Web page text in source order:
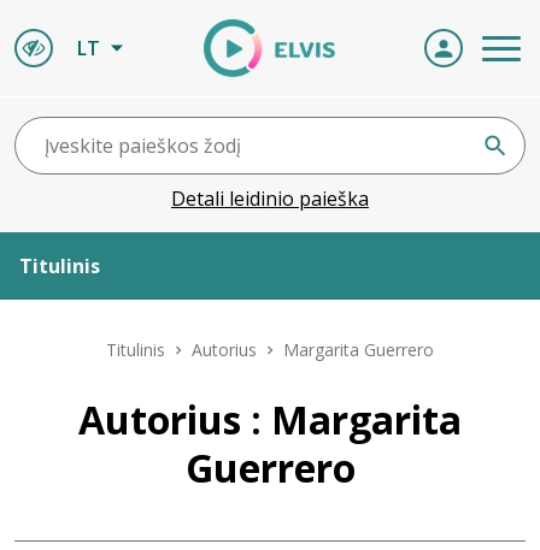
LT
Detali leidinio paieška
Titulinis
Leidiniai
Naujienos
Titulinis Autorius Margarita Guerrero
Autorius : Margarita
Guerrero